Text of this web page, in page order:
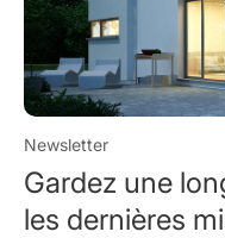
Newsletter
Gardez une
les dernières